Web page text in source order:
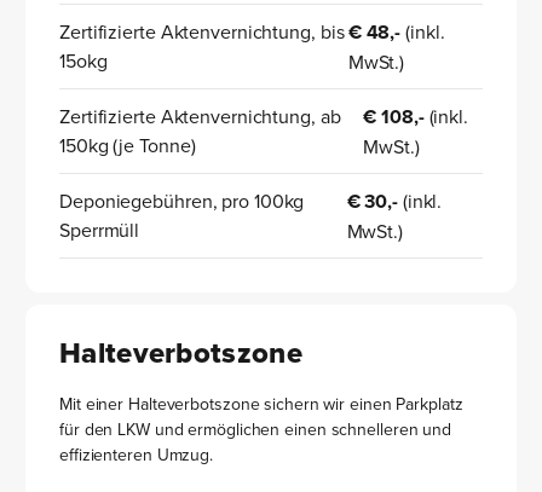
Zertifizierte Aktenvernichtung, bis
15okg
€ 48,-(inkl.
MwSt.)
Zertifizierte Aktenvernichtung, ab
150kg (je Tonne)
€ 108,-(inkl.
MwSt.)
Deponiegebühren, pro 100kg
Sperrmüll
€ 30,-(inkl.
MwSt.)
Halteverbotszone
Mit einer Halteverbotszone sichern wir einen Parkplatz
für den LKW und ermöglichen einen schnelleren und
effizienteren Umzug.